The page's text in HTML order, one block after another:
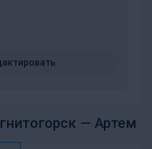
— Артем